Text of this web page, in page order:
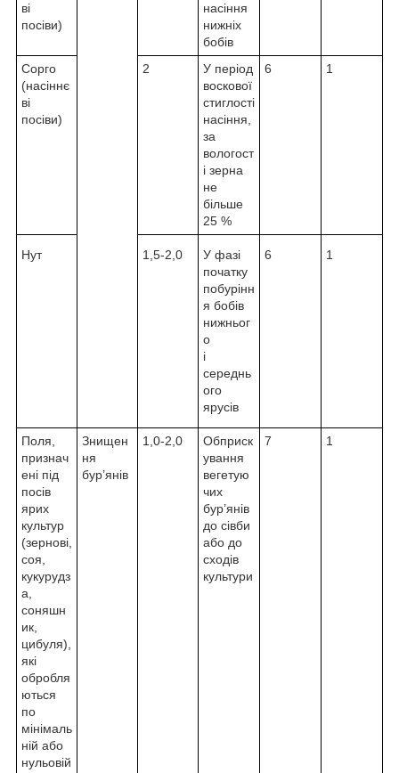
ві
посіви)
насіння
нижніх
бобів
Сорго
(насіннє
ві
посіви)
2
У період
воскової
стиглості
насіння,
за
вологост
і зерна
не
більше
25 %
6 1
Нут 1,5-2,0
У фазі
початку
побурінн
я бобів
нижньог
о
і
середнь
ого
ярусів
6 1
Поля,
признач
ені під
посів
ярих
культур
(зернові,
соя,
кукурудз
а,
соняшн
ик,
цибуля),
які
обробля
ються
по
мінімаль
ній або
нульовій
Знищен
ня
бур’янів
1,0-2,0
Обприск
ування
вегетую
чих
бур’янів
до сівби
або до
сходів
культури
7 1